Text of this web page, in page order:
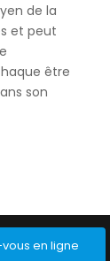
en ligne
de la
et peut
être
son